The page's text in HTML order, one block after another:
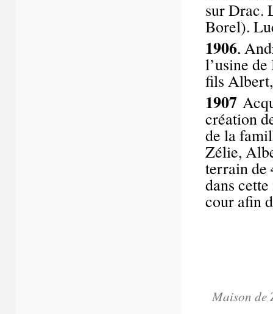
sur Drac.
Borel).
1906,
l’usine
fils
1907
création
de la
Zélie,
terrain de
dans
cour afin
Maison de